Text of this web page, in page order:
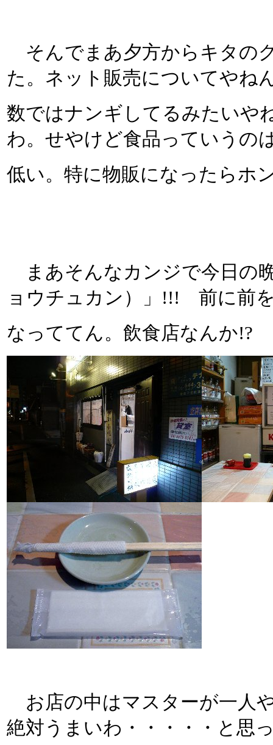
そんでまあ夕方からキタの
た。ネット販売についてやね
数ではナンギしてるみたいや
わ。せやけど食品っていうの
低い。特に物販になったらホ
まあそんなカンジで今日の
ョウチュカン）」!!! 前に前
なっててん。飲食店なんか!?
お店の中はマスターが一人
絶対うまいわ・・・・・と思